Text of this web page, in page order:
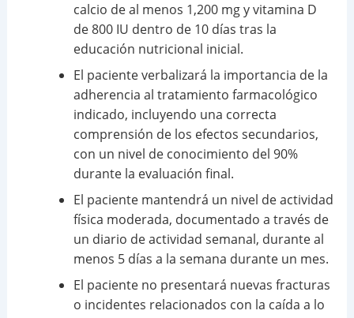
calcio de al menos 1,200 mg y vitamina D
de 800 IU dentro de 10 días tras la
educación nutricional inicial.
El paciente verbalizará la importancia de la
adherencia al tratamiento farmacológico
indicado, incluyendo una correcta
comprensión de los efectos secundarios,
con un nivel de conocimiento del 90%
durante la evaluación final.
El paciente mantendrá un nivel de actividad
física moderada, documentado a través de
un diario de actividad semanal, durante al
menos 5 días a la semana durante un mes.
El paciente no presentará nuevas fracturas
o incidentes relacionados con la caída a lo